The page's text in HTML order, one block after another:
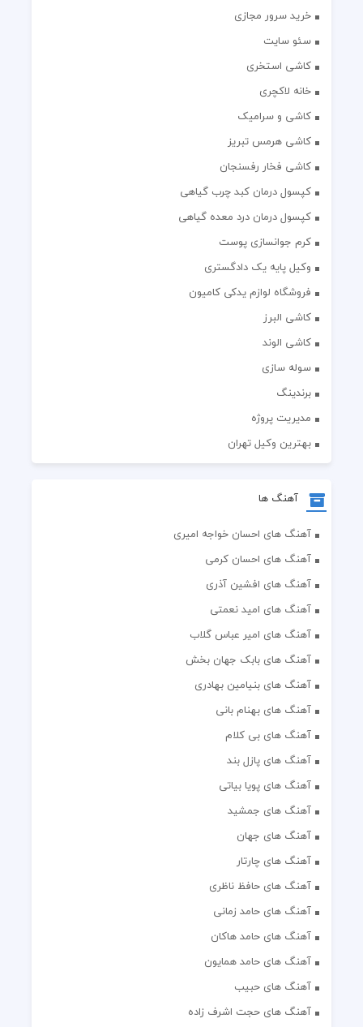
خرید سرور مجازی
سئو سایت
کاشی استخری
خانه لاکچری
کاشی و سرامیک
کاشی هرمس تبریز
کاشی فخار رفسنجان
کپسول درمان کبد چرب گیاهی
کپسول درمان درد معده گیاهی
کرم جوانسازی پوست
وکیل پایه یک دادگستری
فروشگاه لوازم یدکی کامیون
کاشی البرز
کاشی الوند
سوله سازی
برندینگ
مدیریت پروژه
بهترین وکیل تهران
آهنگ ها
آهنگ های احسان خواجه امیری
آهنگ های احسان کرمی
آهنگ های افشین آذری
آهنگ های امید نعمتی
آهنگ های امیر عباس گلاب
آهنگ های بابک جهان بخش
آهنگ های بنیامین بهادری
آهنگ های بهنام بانی
آهنگ های بی کلام
آهنگ های پازل بند
آهنگ های پویا بیاتی
آهنگ های جمشید
آهنگ های جهان
آهنگ های چارتار
آهنگ های حافظ ناظری
آهنگ های حامد زمانی
آهنگ های حامد هاکان
آهنگ های حامد همایون
آهنگ های حبیب
آهنگ های حجت اشرف زاده